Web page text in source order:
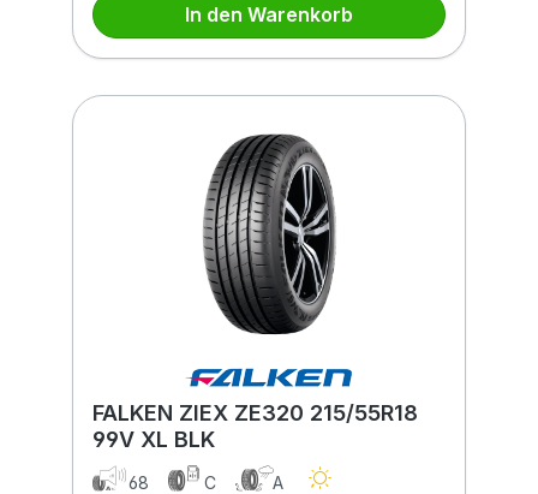
In den Warenkorb
FALKEN ZIEX ZE320 215/55R18
99V XL BLK
68 C
A